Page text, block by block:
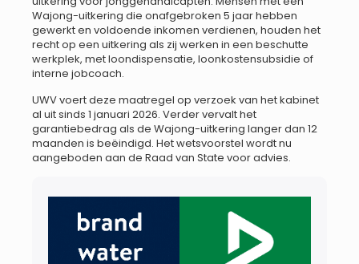
Wajong-uitkering die onafgebroken 5 jaar hebben
gewerkt en voldoende inkomen verdienen, houden het
recht op een uitkering als zij werken in een beschutte
werkplek, met loondispensatie, loonkostensubsidie of
interne jobcoach.
UWV voert deze maatregel op verzoek van het kabinet
al uit sinds 1 januari 2026. Verder vervalt het
garantiebedrag als de Wajong-uitkering langer dan 12
maanden is beëindigd. Het wetsvoorstel wordt nu
aangeboden aan de Raad van State voor advies.